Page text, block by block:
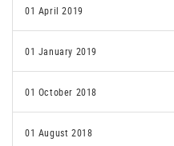
01 April 2019
01 January 2019
01 October 2018
01 August 2018